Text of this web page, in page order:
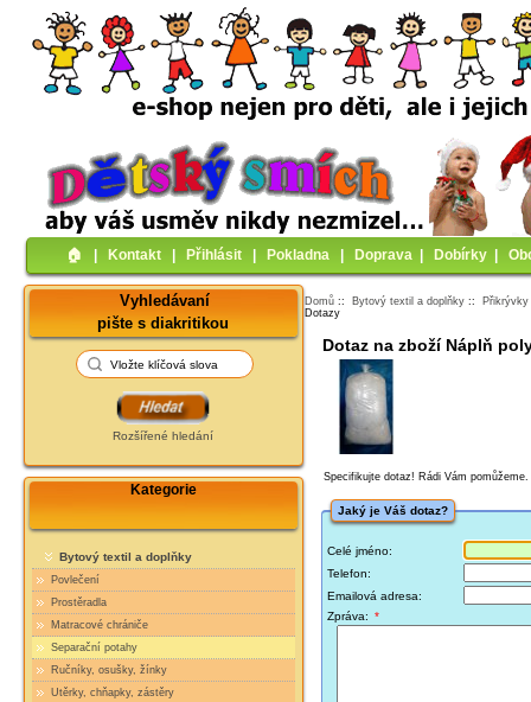
🏠︎ Kontakt Přihlásit Pokladna Doprava Dobírky
Vyhledávaní
pište s diakritikou
Rozšířené hledání
Kategorie
Bytový textil a doplňky
Povlečení
Prostěradla
Matracové chrániče
Separační potahy
Ručníky, osušky, žínky
Utěrky, chňapky, zástěry
Domů :: Bytový textil a doplňky ::
Dotazy
Dotaz na zboží Náplň
Specifikujte dotaz! Rádi Vám pomůžeme.
Jaký je Váš dotaz?
Celé jméno:
Telefon:
Emailová adresa:
Zpráva: *